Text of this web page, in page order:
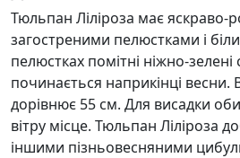
Тюльпан Ліліроза має яскраво-
загостреними пелюстками і
пелюстках помітні ніжно-зелені
починається наприкінці весни.
дорівнює 55 см. Для висадки
вітру місце. Тюльпан Ліліроза
іншими пізньовесняними